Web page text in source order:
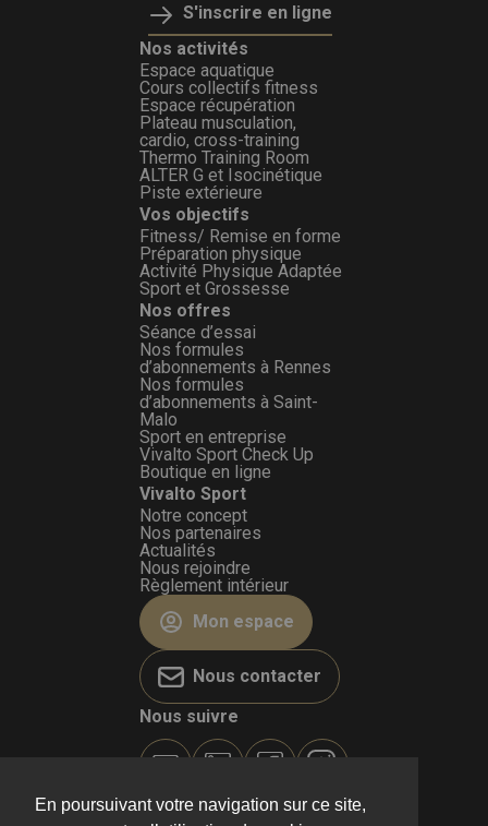
S'inscrire en ligne
Nos activités
Espace aquatique
Cours collectifs fitness
Espace récupération
Plateau musculation,
cardio, cross-training
Thermo Training Room
ALTER G et Isocinétique
Piste extérieure
Vos objectifs
Fitness/ Remise en forme
Préparation physique
Activité Physique Adaptée
Sport et Grossesse
Nos offres
Séance d’essai
Nos formules
d’abonnements à Rennes
Nos formules
d’abonnements à Saint-
Malo
Sport en entreprise
Vivalto Sport Check Up
Boutique en ligne
Vivalto Sport
Notre concept
Nos partenaires
Actualités
Nous rejoindre
Règlement intérieur
Mon espace
Nous contacter
Nous suivre
En poursuivant votre navigation sur ce site,